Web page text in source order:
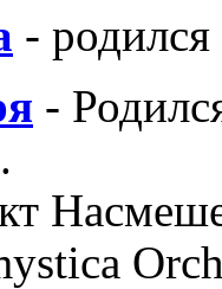
-
-